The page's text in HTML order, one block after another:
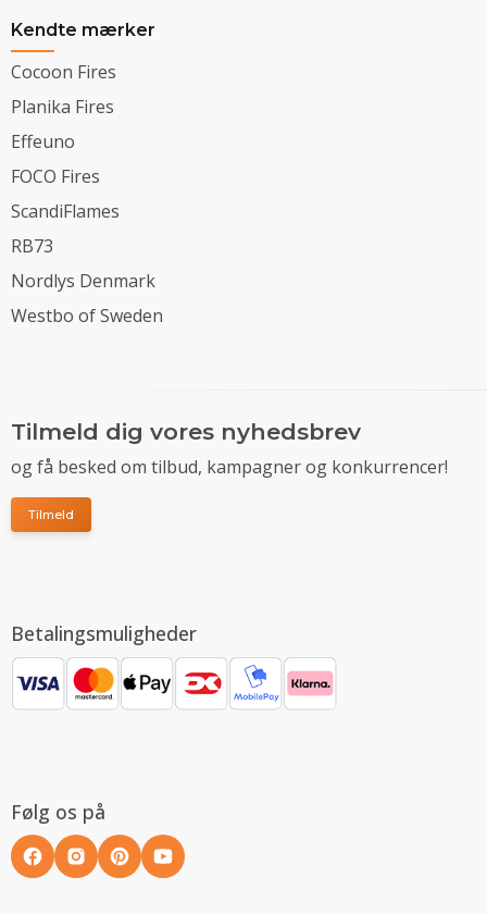
Kendte mærker
Cocoon Fires
Planika Fires
Effeuno
FOCO Fires
ScandiFlames
RB73
Nordlys Denmark
Westbo of Sweden
Tilmeld dig vores nyhedsbrev
og få besked om tilbud, kampagner og konkurrencer!
Tilmeld
Betalingsmuligheder
Følg os på